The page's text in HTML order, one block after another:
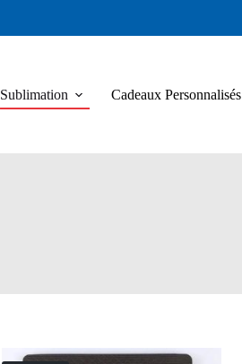
Sublimation Cadeaux Personnalisés